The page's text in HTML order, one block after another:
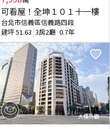
可看屋！全坤１０１十一樓
台北市信義區信義路四段
建坪51.63 3房2廳 0.7年